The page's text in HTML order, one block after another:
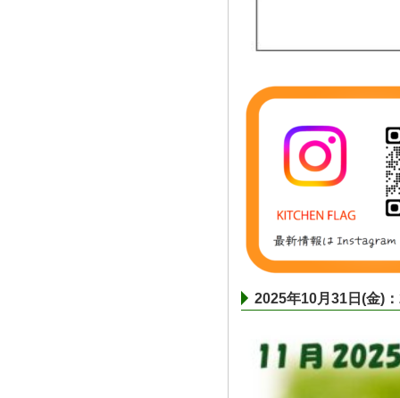
2025年10月31日(金)